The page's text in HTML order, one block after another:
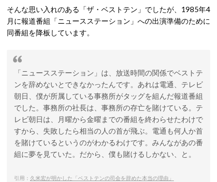
そんな思い入れのある「ザ・ベストテン」でしたが、1985年4
月に報道番組「ニュースステーション」への出演準備のために
同番組を降板しています。
「ニュースステーション」は、放送時間の関係でベストテ
ンを辞めないとできなかったんです。あれは電通、テレビ
朝日、僕が所属している事務所がタッグを組んだ報道番組
でした。事務所の社長は、事務所の存亡を賭けている。テ
レビ朝日は、月曜から金曜までの番組を終わらせたわけで
すから、失敗したら相当の人の首が飛ぶ。電通も何人か首
を賭けているというのがわかるわけです。みんながあの番
組に夢を見ていた。だから、僕も賭けるしかない、と。
引用： 久米宏が明かした「ベストテンの司会を辞めた本当の理由」